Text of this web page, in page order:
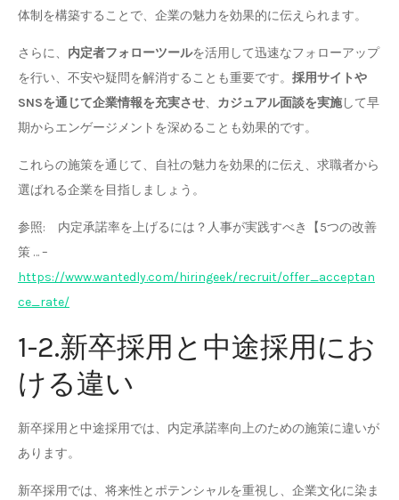
体制を構築することで、企業の魅力を効果的に伝えられます。
さらに、 内定者フォローツールを活用して迅速なフォローアップ
を行い、不安や疑問を解消することも重要です。 採用サイトや
SNSを通じて企業情報を充実させ、 カジュアル面談を実施して早
期からエンゲージメントを深めることも効果的です。
これらの施策を通じて、自社の魅力を効果的に伝え、求職者から
選ばれる企業を目指しましょう。
参照: 内定承諾率を上げるには？人事が実践すべき【5つの改善
策 … –
https://www.wantedly.com/hiringeek/recruit/offer_acceptan
ce_rate/
1-2.新卒採用と中途採用にお
ける違い
新卒採用と中途採用では、内定承諾率向上のための施策に違いが
あります。
新卒採用では、将来性とポテンシャルを重視し、企業文化に染ま